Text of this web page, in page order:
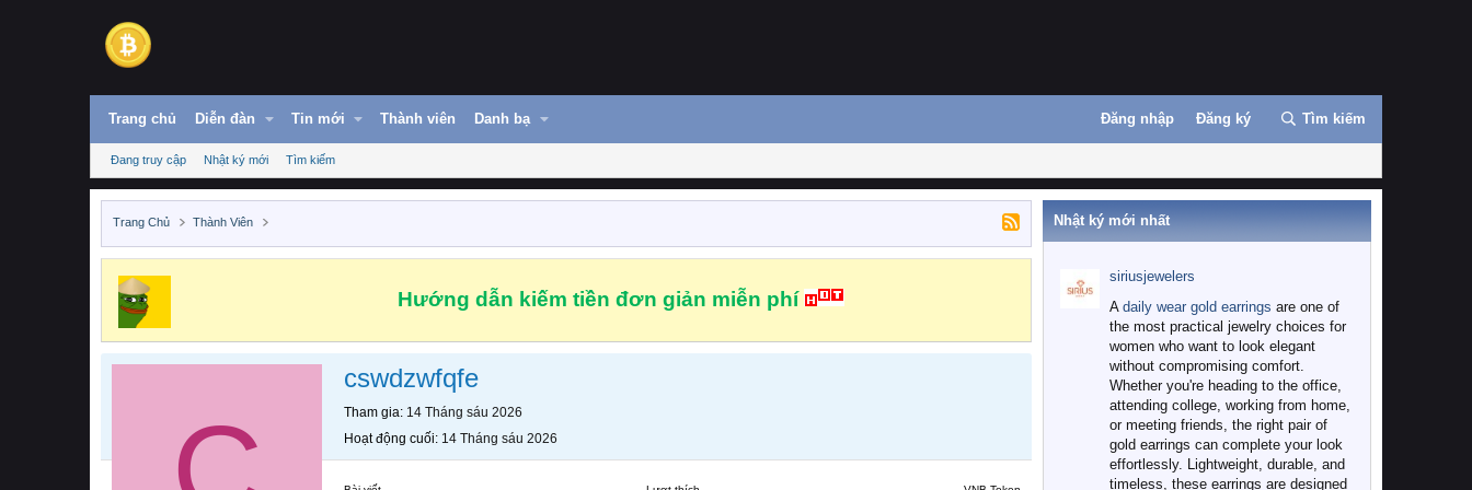
Trang chủ Diễn đàn Tin mới Thành viên Danh bạ Đăng nhập Đăng ký Tìm kiếm
Đang truy cập Nhật ký mới Tìm kiếm
Trang Chủ Thành Viên
Hướng dẫn kiếm tiền đơn giản miễn phí
cswdzwfqfe
Tham gia 14 Tháng sáu 2026
Hoạt động cuối 14 Tháng sáu 2026
Nhật ký mới nhất
siriusjewelers
A daily wear gold earrings are one of
the most practical jewelry choices for
women who want to look elegant
without compromising comfort.
Whether you're heading to the office,
attending college, working from home,
or meeting friends, the right pair of
gold earrings can complete your look
effortlessly. Lightweight, durable, and
timeless, these earrings are designed